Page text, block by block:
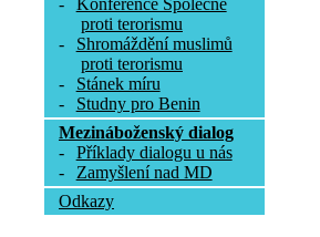
-
Konference Společně
proti terorismu
-
Shromáždění muslimů
proti terorismu
-
Stánek míru
-
Studny pro Benin
Mezináboženský dialog
-
Příklady dialogu u nás
-
Zamyšlení nad MD
Odkazy